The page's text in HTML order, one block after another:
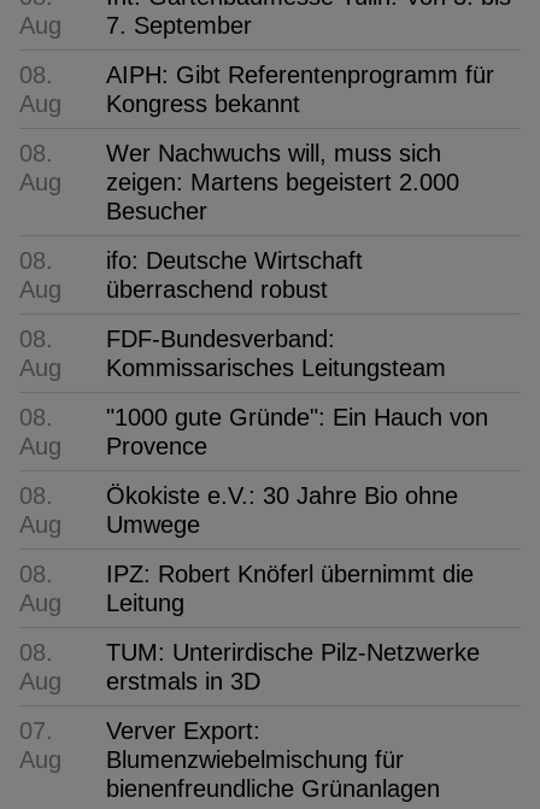
Aug
7. September
08.
Aug
AIPH: Gibt Referentenprogramm für
Kongress bekannt
08.
Aug
Wer Nachwuchs will, muss sich
zeigen: Martens begeistert 2.000
Besucher
08.
Aug
ifo: Deutsche Wirtschaft
überraschend robust
08.
Aug
FDF-Bundesverband:
Kommissarisches Leitungsteam
08.
Aug
"1000 gute Gründe": Ein Hauch von
Provence
08.
Aug
Ökokiste e.V.: 30 Jahre Bio ohne
Umwege
08.
Aug
IPZ: Robert Knöferl übernimmt die
Leitung
08.
Aug
TUM: Unterirdische Pilz-Netzwerke
erstmals in 3D
07.
Aug
Verver Export:
Blumenzwiebelmischung für
bienenfreundliche Grünanlagen